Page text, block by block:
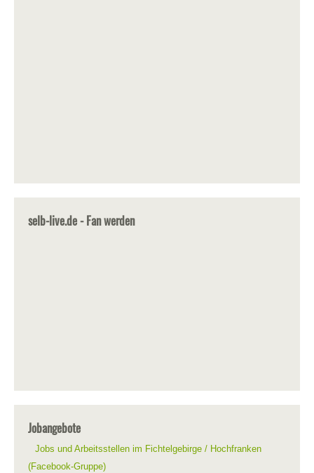
selb-live.de - Fan werden
Jobangebote
Jobs und Arbeitsstellen im Fichtelgebirge / Hochfranken
(Facebook-Gruppe)